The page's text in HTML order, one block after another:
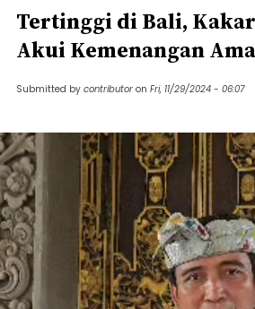
Tertinggi di Bali,
Akui Kemenangan
Submitted by contributor on Fri, 11/29/2024 - 06:07